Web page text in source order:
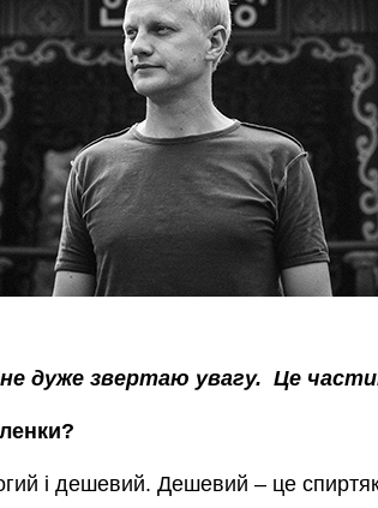
дуже звертаю увагу. Це
і дешевий. Дешевий – це